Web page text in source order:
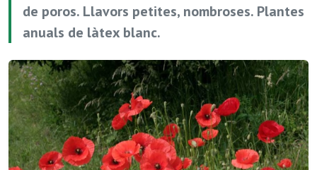
de poros. Llavors petites, nombroses. Plantes
anuals de làtex blanc.